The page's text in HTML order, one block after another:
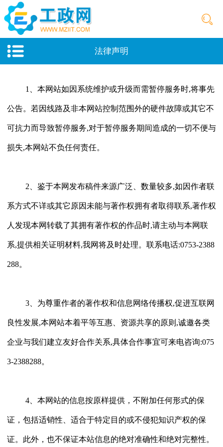
法律声明
1 、本网站如因系统维护或升级而需暂停服务时,将事先
公告。若因线路及非本网站控制范围外的硬件故障或其它不
可抗力而导致暂停服务,对于暂停服务期间造成的一切不便与
损失,本网站不负任何责任。
2 、鉴于本网发布稿件来源广泛、数量较多,如因作者联
系方式不详或其它原因未能与著作权拥有者取得联系,著作权
人发现本网转载了其拥有著作权的作品时,请主动与本网联
系,提供相关证明材料,我网将及时处理。联系电话:0753-2388
288。
3、 为尊重作者的著作权和信息网络传播权,促进互联网
良性发展,本网站本着平等互惠、资源共享的原则,诚邀各类
企业与我们建立友好合作关系,具体合作事宜可来电咨询:075
3-2388288。
4、本网站的信息按原样提供，不附加任何形式的保
证，包括适销性、适合于特定目的或不侵犯知识产权的保
证。此外，也不保证本站信息的绝对准确性和绝对完整性。